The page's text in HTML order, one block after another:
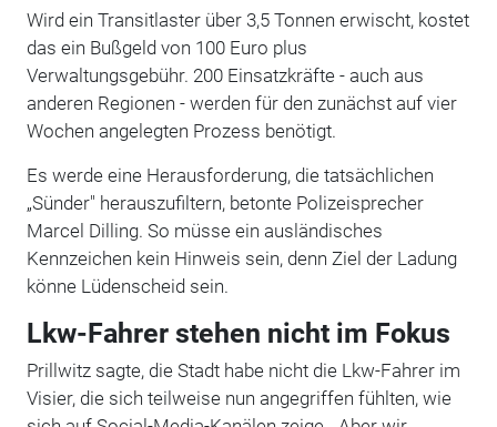
Wird ein Transitlaster über 3,5 Tonnen erwischt, kostet
das ein Bußgeld von 100 Euro plus
Verwaltungsgebühr. 200 Einsatzkräfte - auch aus
anderen Regionen - werden für den zunächst auf vier
Wochen angelegten Prozess benötigt.
Es werde eine Herausforderung, die tatsächlichen
„Sünder" herauszufiltern, betonte Polizeisprecher
Marcel Dilling. So müsse ein ausländisches
Kennzeichen kein Hinweis sein, denn Ziel der Ladung
könne Lüdenscheid sein.
Lkw-Fahrer stehen nicht im Fokus
Prillwitz sagte, die Stadt habe nicht die Lkw-Fahrer im
Visier, die sich teilweise nun angegriffen fühlten, wie